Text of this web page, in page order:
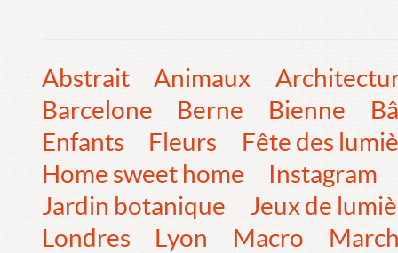
Abstrait Animaux
Barcelone
Berne Bienne
Enfants
Fleurs
Fête des
Home sweet home
Instagram
Jardin botanique
Jeux de
Londres
Lyon Macro